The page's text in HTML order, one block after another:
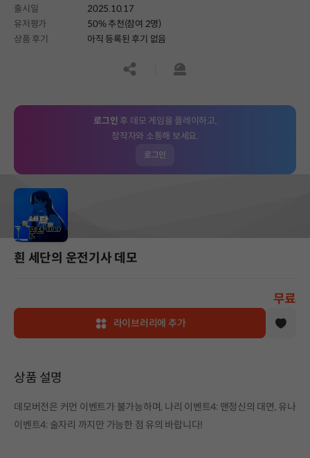
출시일
2025.10.17
유저평가
50% 추천(참여 2명)
상품 후기
아직 등록된 후기 없음
공유하기신고하기
로그인 후 데모 게임을 플레이하고,
창작자와 소통해 보세요.
로그인
흰 세단의 운전기사 데모
무료
라이브러리에 추가
상품 설명
데모버전은 커먼 이벤트가 불가능하며, 나리 이벤트4: 맨정신의 대면, 유나
이벤트4: 술자리 까지만 가능한 점 유의 바랍니다!